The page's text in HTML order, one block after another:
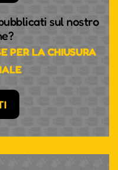
sul nostro
PER LA CHIUSURA